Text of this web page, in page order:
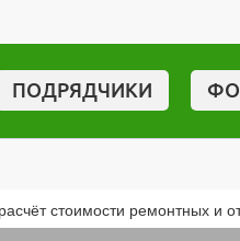
ПОДРЯДЧИКИ
стоимости ремонтных и